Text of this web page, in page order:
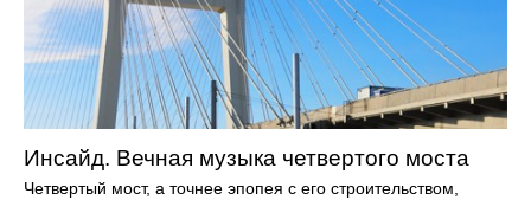
Инсайд. Вечная музыка четвертого моста
Четвертый мост, а точнее эпопея с его строительством,